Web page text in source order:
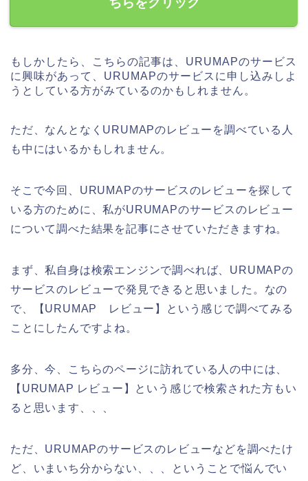
もしかしたら、こちらの記事は、URUMAPのサービス
に興味があって、URUMAPのサービスに申し込みしよ
うとしている方がみているのかもしれません。
ただ、なんとなくURUMAPのレビューを調べている人
も中にはいるかもしれません。
そこで今回、URUMAPのサービスのレビューを探して
いる方のために、私がURUMAPのサービスのレビュー
について調べた結果を記事にさせていただきますね。
まず、私自身は検索エンジンで調べれば、URUMAPの
サービスのレビューで発見できると思いました。なの
で、【URUMAP レビュー】という感じで調べてみる
ことにしたんですよね。
多分、今、こちらのページに訪れている人の中には、
【URUMAP レビュー】という感じで検索された方もい
ると思います、、、
ただ、URUMAPのサービスのレビューなどを調べたけ
ど、いまいち分からない、、、ということで悩んでい